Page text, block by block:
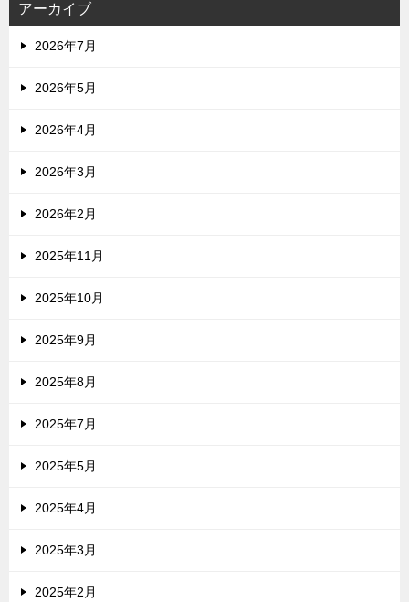
アーカイブ
2026年7月
2026年5月
2026年4月
2026年3月
2026年2月
2025年11月
2025年10月
2025年9月
2025年8月
2025年7月
2025年5月
2025年4月
2025年3月
2025年2月